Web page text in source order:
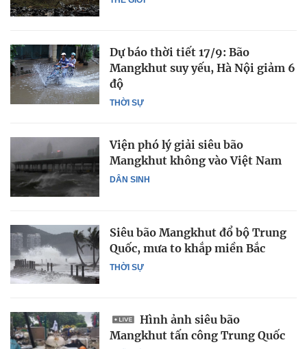
THỜI SỰ
Dự báo thời tiết 17/9: Bão
Mangkhut suy yếu, Hà Nội giảm 6
độ
DÂN SINH
Viện phó lý giải siêu bão
Mangkhut không vào Việt Nam
THỜI SỰ
Siêu bão Mangkhut đổ bộ Trung
Quốc, mưa to khắp miền Bắc
Hình ảnh siêu bão
Mangkhut tấn công Trung Quốc